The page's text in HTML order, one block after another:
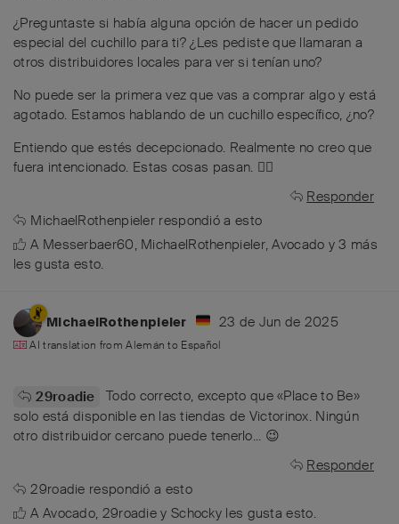
¿Preguntaste si había alguna opción de hacer un pedido
especial del cuchillo para ti? ¿Les pediste que llamaran a
otros distribuidores locales para ver si tenían uno?
No puede ser la primera vez que vas a comprar algo y está
agotado. Estamos hablando de un cuchillo específico, ¿no?
Entiendo que estés decepcionado. Realmente no creo que
fuera intencionado. Estas cosas pasan. 🤷‍♂️
Responder
MichaelRothenpieler respondió a esto
A Messerbaer60, MichaelRothenpieler,Avocado y3 más
les gusta esto.
MichaelRothenpieler 23 de Jun de 2025
AI translation fromAlemán to Español
29roadie
Todo correcto, excepto que «Place to Be»
solo está disponible en las tiendas de Victorinox. Ningún
otro distribuidor cercano puede tenerlo... 😉
Responder
29roadie respondió a esto
A Avocado, 29roadie y Schocky les gusta esto.